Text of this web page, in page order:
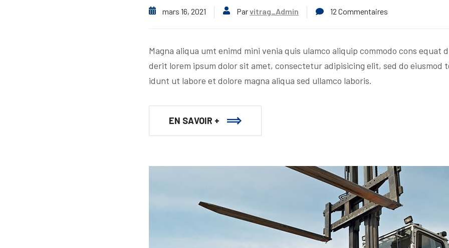
mars 16, 2021 Parvitrag_Admin 12 Commentaires
Magna aliqua umt enimd mini venia quis ulamco aliquip commodo cons equat
derit lorem ipsum dolor sit amet, consectetur adipisicing elit, sed do eiusmod
idunt ut labore et dolore magna aliqua sed ullamco laboris.
EN SAVOIR +